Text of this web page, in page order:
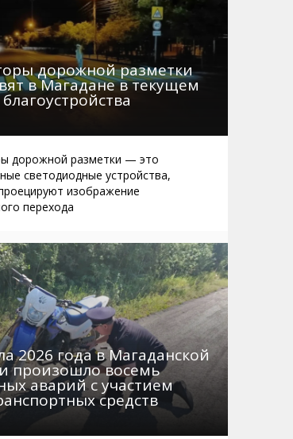
дорожной разметки
в Магадане в текущем
дорожной разметки — это
светодиодные устройства,
изображение
перехода
2026 года в Магаданской
произошло восемь
аварий с участием
средств